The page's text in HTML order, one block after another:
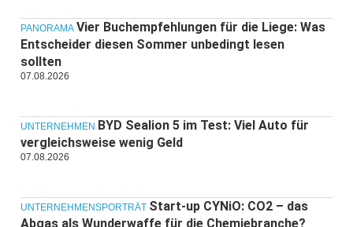
PANORAMA Vier Buchempfehlungen für die Liege: Was
Entscheider diesen Sommer unbedingt lesen
sollten
07.08.2026
UNTERNEHMEN BYD Sealion 5 im Test: Viel Auto für
vergleichsweise wenig Geld
07.08.2026
UNTERNEHMENSPORTRÄT Start-up CYNiO: CO2 – das
Abgas als Wunderwaffe für die Chemiebranche?